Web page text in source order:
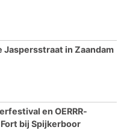
Jaspersstraat in Zaandam
en OERRR-
bij Spijkerboor